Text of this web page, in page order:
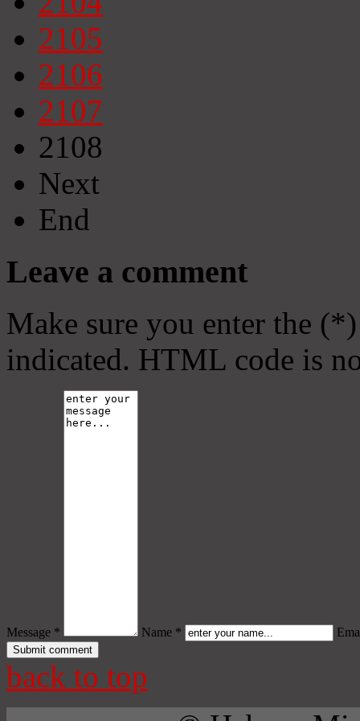
2105
2106
2107
2108
Next
End
Leave a comment
Make sure you enter the
indicated. HTML code is
Message * Name *
back to top